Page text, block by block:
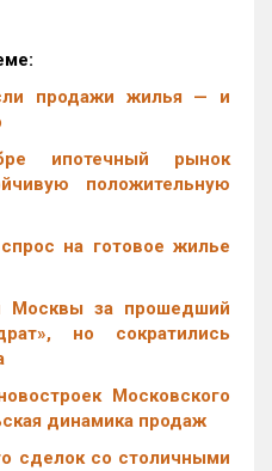
продажи жилья — и
ипотечный рынок
положительную
на готовое жилье
Москвы за прошедший
но сократились
Московского
динамика продаж
сделок со столичными